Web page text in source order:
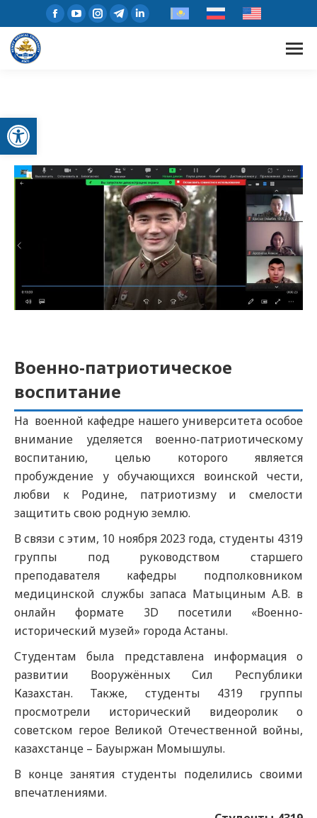
Открыть панель инструментов
Военно-патриотическое
воспитание
На военной кафедре нашего университета особое
внимание уделяется военно-патриотическому
воспитанию, целью которого является
пробуждение у обучающихся воинской чести,
любви к Родине, патриотизму и смелости
защитить свою родную землю.
В связи с этим, 10 ноября 2023 года, студенты 4319
группы под руководством старшего
преподавателя кафедры подполковником
медицинской службы запаса Матыциным А.В. в
онлайн формате 3D посетили «Военно-
исторический музей» города Астаны.
Студентам была представлена информация о
развитии Вооружённых Сил Республики
Казахстан. Также, студенты 4319 группы
просмотрели исторический видеоролик о
советском герое Великой Отечественной войны,
казахстанце – Бауыржан Момышулы.
В конце занятия студенты поделились своими
впечатлениями.